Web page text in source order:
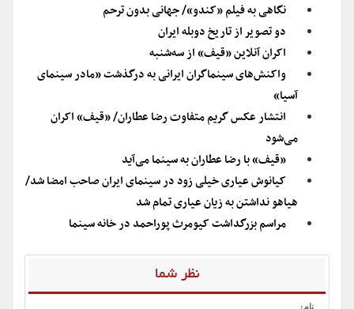
نگاهی به فیلم «کندو»/ جهانی بدون ترحم
دو تصویر از تاریخ دوبله ایران
اکران آنلاین «قیف» از سه‌شنبه
واکنش‌های سینماگران ایرانی به درگذشت «مادر سینمای
آسیا»
انتشار عکس گریم متفاوت رضا عطاران/ «قیف» اکران
می‌شود
«قیف» با رضا عطاران به سینما می‌آید
کیانوش عیاری خیلی زود در سینمای ایران صاحب امضا شد/
هیاهو نداشتن به زیان عیاری تمام شد
مراسم بزرگداشت کیومرث پوراحمد در خانه سینما
نظر شما
نام: